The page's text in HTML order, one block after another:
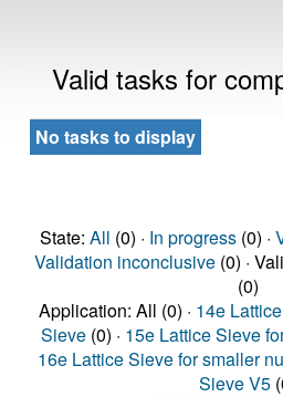
Valid tasks for
No tasks to display
State: All (0) · In progress(0) ·
Validation inconclusive(0) ·
(0)
Application: All (0) · 14e
Sieve (0) · 15e Lattice Sieve
16e Lattice Sieve for smaller
Sieve V5